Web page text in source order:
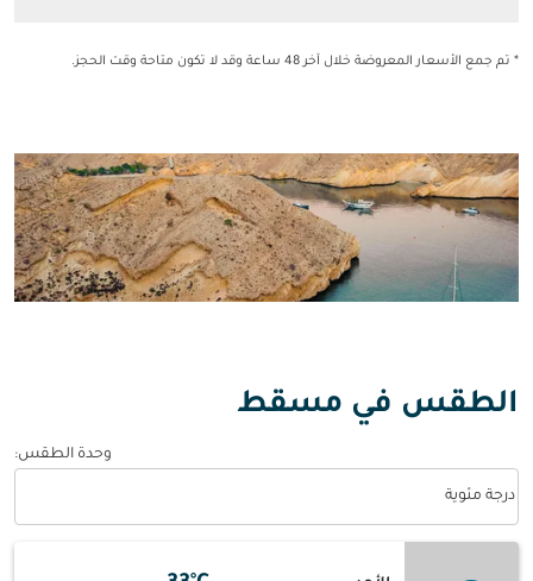
* تم جمع الأسعار المعروضة خلال آخر 48 ساعة وقد لا تكون متاحة وقت الحجز.
الطقس في مسقط
وحدة الطقس:
درجة مئوية